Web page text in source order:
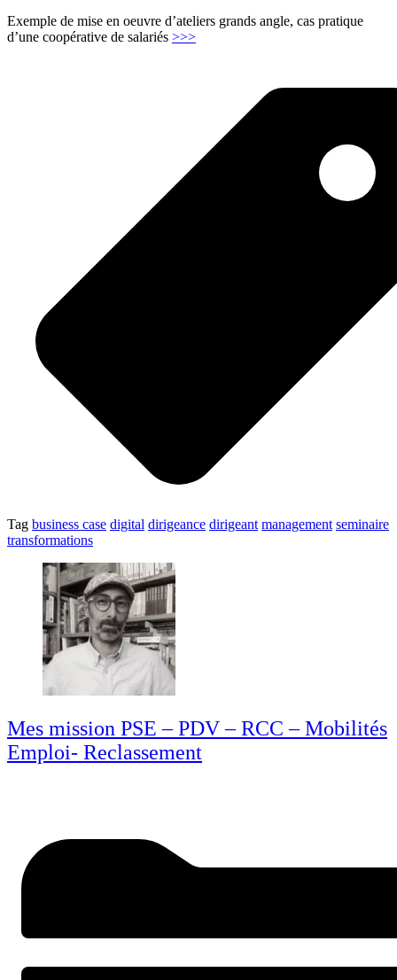
Exemple de mise en oeuvre d’ateliers grands angle, cas pratique
d’une coopérative de salariés >>>"Coopérative
Tag business case digital dirigeance dirigeant management seminaire
transformations
Mes mission PSE – PDV – RCC – Mobilités
Emploi- Reclassement